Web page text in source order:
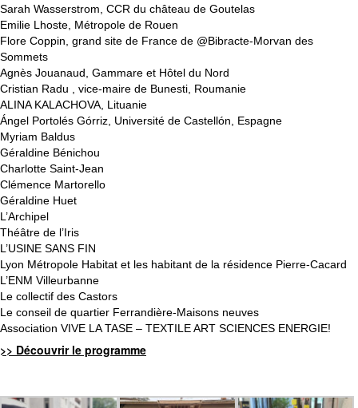
Sarah Wasserstrom, CCR du château de Goutelas
Emilie Lhoste, Métropole de Rouen
Flore Coppin, grand site de France de @Bibracte-Morvan des
Sommets
Agnès Jouanaud, Gammare et Hôtel du Nord
Cristian Radu , vice-maire de Bunesti, Roumanie
ALINA KALACHOVA, Lituanie
Ángel Portolés Górriz, Université de Castellón, Espagne
Myriam Baldus
Géraldine Bénichou
Charlotte Saint-Jean
Clémence Martorello
Géraldine Huet
L’Archipel
Théâtre de l’Iris
L’USINE SANS FIN
Lyon Métropole Habitat et les habitant de la résidence Pierre-Cacard
L’ENM Villeurbanne
Le collectif des Castors
Le conseil de quartier Ferrandière-Maisons neuves
Association VIVE LA TASE – TEXTILE ART SCIENCES ENERGIE!
>> Découvrir le programme